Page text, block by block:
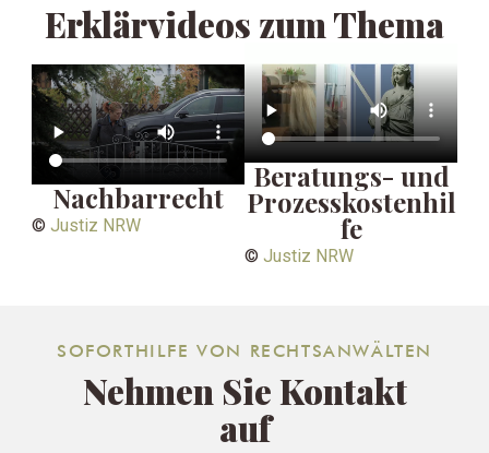
Erklärvideos zum Thema
Nachbarrecht
© Justiz NRW
Beratungs- und
Prozesskostenhil
fe
© Justiz NRW
SOFORTHILFE VON RECHTSANWÄLTEN
Nehmen Sie Kontakt
auf